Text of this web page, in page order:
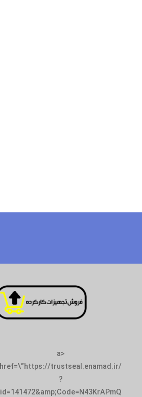
<a
href=\”https://trustseal.enamad.ir/
?
id=141472&amp;Code=N43KrAPmQ